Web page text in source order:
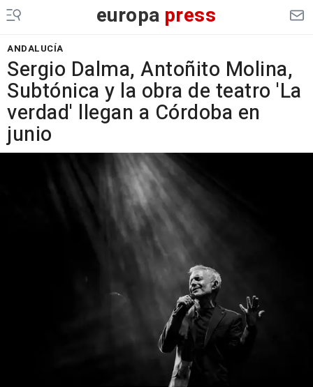
europa press
ANDALUCÍA
Sergio Dalma, Antoñito Molina,
Subtónica y la obra de teatro 'La
verdad' llegan a Córdoba en
junio